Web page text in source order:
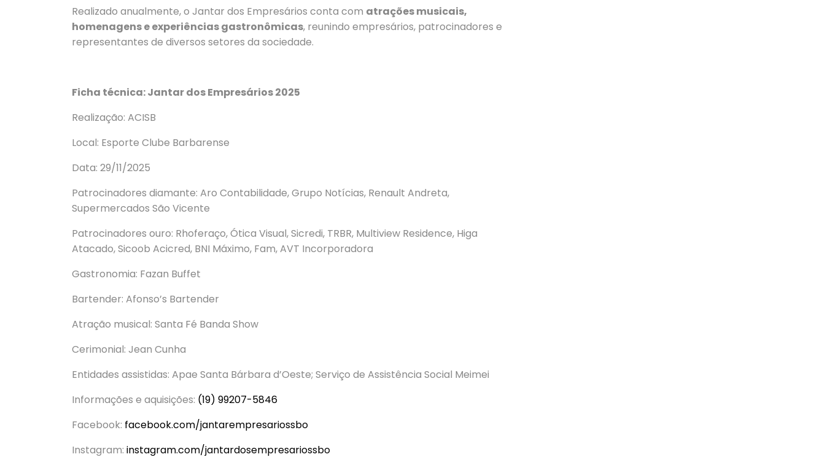
Realizado anualmente, o Jantar dos Empresários conta com atrações musicais,
homenagens e experiências gastronômicas, reunindo empresários, patrocinadores e
representantes de diversos setores da sociedade.
Ficha técnica: Jantar dos Empresários 2025
Realização: ACISB
Local: Esporte Clube Barbarense
Data: 29/11/2025
Patrocinadores diamante: Aro Contabilidade, Grupo Notícias, Renault Andreta,
Supermercados São Vicente
Patrocinadores ouro: Rhoferaço, Ótica Visual, Sicredi, TRBR, Multiview Residence, Higa
Atacado, Sicoob Acicred, BNI Máximo, Fam, AVT Incorporadora
Gastronomia: Fazan Buffet
Bartender: Afonso’s Bartender
Atração musical: Santa Fé Banda Show
Cerimonial: Jean Cunha
Entidades assistidas: Apae Santa Bárbara d’Oeste; Serviço de Assistência Social Meimei
Informações e aquisições: (19) 99207-5846
Facebook: facebook.com/jantarempresariossbo
Instagram: instagram.com/jantardosempresariossbo